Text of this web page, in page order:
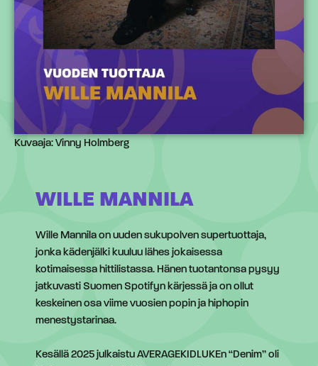
Kuvaaja: Vinny Holmberg
WILLE MANNILA
Wille Mannila on uuden sukupolven supertuottaja,
jonka kädenjälki kuuluu lähes jokaisessa
kotimaisessa hittilistassa. Hänen tuotantonsa pysyy
jatkuvasti Suomen Spotifyn kärjessä ja on ollut
keskeinen osa viime vuosien popin ja hiphopin
menestystarinaa.
Kesällä 2025 julkaistu AVERAGEKIDLUKEn “Denim” oli